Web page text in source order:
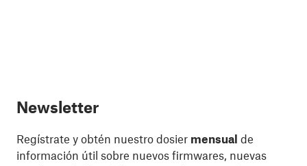
Newsletter
Regístrate y obtén nuestro dosier mensual de
información útil sobre nuevos firmwares, nuevas